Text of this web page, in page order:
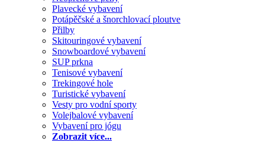
Plavecké vybavení
Potápěčské a šnorchlovací ploutve
Přilby
Skitouringové vybavení
Snowboardové vybavení
SUP prkna
Tenisové vybavení
Trekingové hole
Turistické vybavení
Vesty pro vodní sporty
Volejbalové vybavení
Vybavení pro jógu
Zobrazit více...